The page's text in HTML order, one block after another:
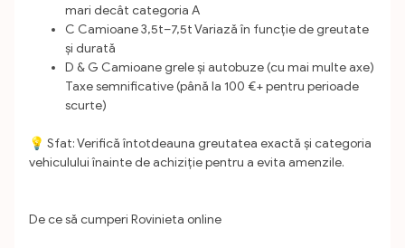
mari decât categoria A
C Camioane 3,5t–7,5t Variază în funcție de greutate
și durată
D & G Camioane grele și autobuze (cu mai multe axe)
Taxe semnificative (până la 100 €+ pentru perioade
scurte)
💡 Sfat: Verifică întotdeauna greutatea exactă și categoria
vehiculului înainte de achiziție pentru a evita amenzile.
De ce să cumperi Rovinieta online